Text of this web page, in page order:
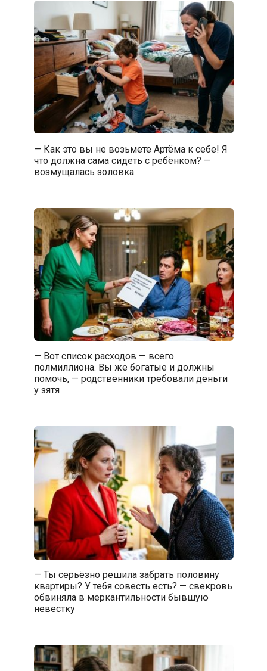
— Как это вы не возьмете Артёма к себе! Я
что должна сама сидеть с ребёнком? —
возмущалась золовка
— Вот список расходов — всего
полмиллиона. Вы же богатые и должны
помочь, — родственники требовали деньги
у зятя
— Ты серьёзно решила забрать половину
квартиры? У тебя совесть есть? — свекровь
обвиняла в меркантильности бывшую
невестку